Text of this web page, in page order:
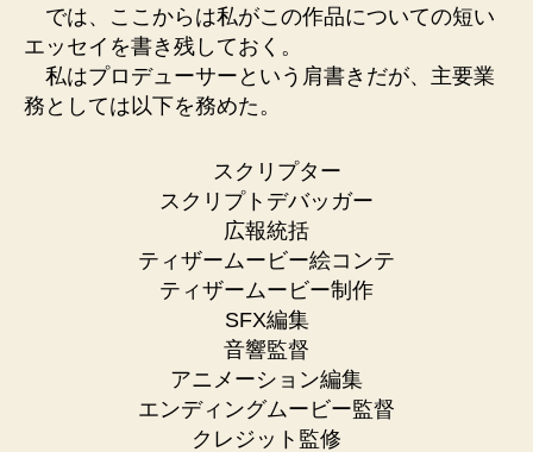
では、ここからは私がこの作品についての短い
エッセイを書き残しておく。
私はプロデューサーという肩書きだが、主要業
務としては以下を務めた。
スクリプター
スクリプトデバッガー
広報統括
ティザームービー絵コンテ
ティザームービー制作
SFX編集
音響監督
アニメーション編集
エンディングムービー監督
クレジット監修